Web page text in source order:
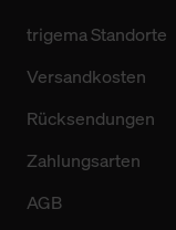
trigema Standorte
Versandkosten
Rücksendungen
Zahlungsarten
AGB